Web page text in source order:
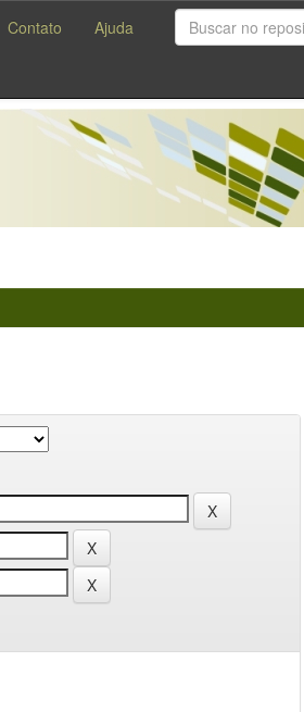
Contato Ajuda